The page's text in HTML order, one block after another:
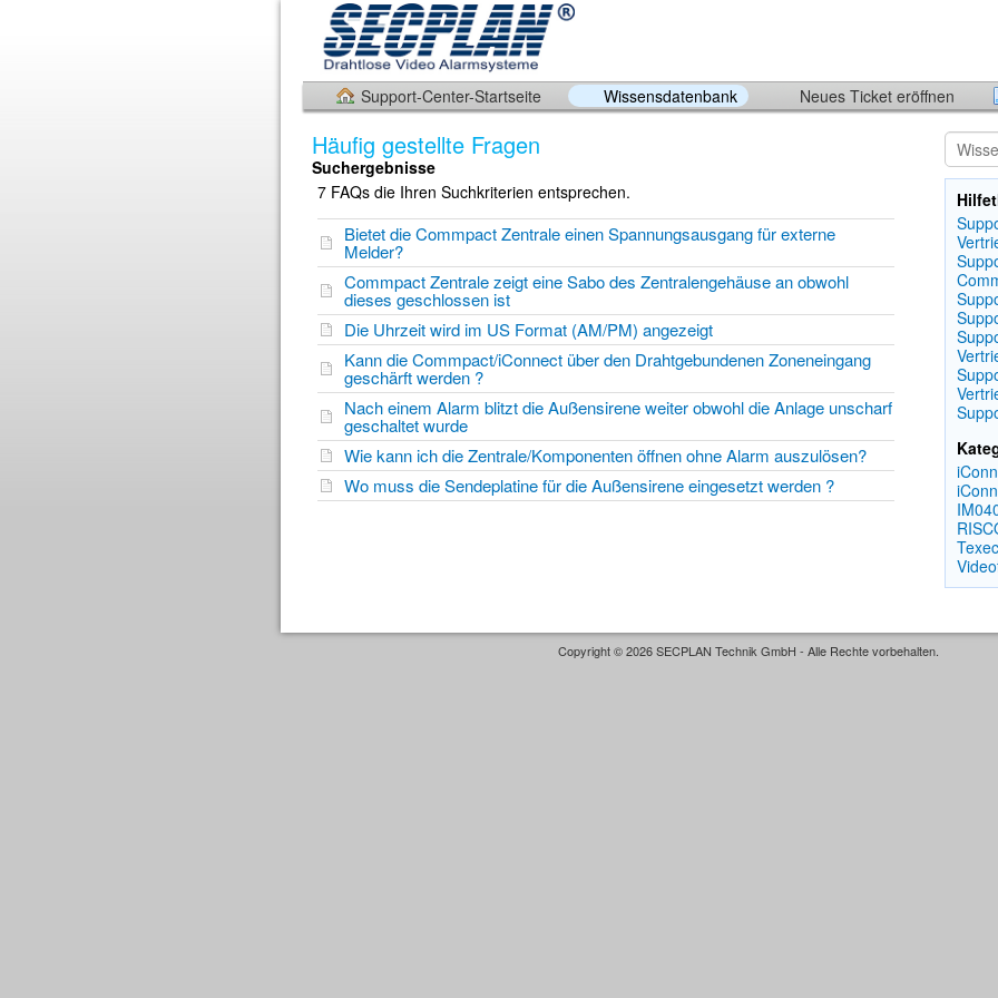
Support-Center-Startseite Wissensdatenbank Neues Ticket eröffnen
Häufig gestellte Fragen
Suchergebnisse
7 FAQs die Ihren Suchkriterien entsprechen.
Bietet die Commpact Zentrale einen Spannungsausgang für externe
Melder?
Commpact Zentrale zeigt eine Sabo des Zentralengehäuse an obwohl
dieses geschlossen ist
Die Uhrzeit wird im US Format (AM/PM) angezeigt
Kann die Commpact/iConnect über den Drahtgebundenen Zoneneingang
geschärft werden ?
Nach einem Alarm blitzt die Außensirene weiter obwohl die Anlage unscharf
geschaltet wurde
Wie kann ich die Zentrale/Komponenten öffnen ohne Alarm auszulösen?
Wo muss die Sendeplatine für die Außensirene eingesetzt werden ?
Copyright © 2026 SECPLAN Technik GmbH - Alle Rechte vorbehalten.